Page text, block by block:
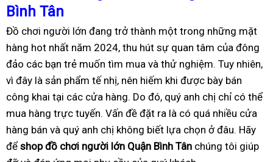
Bình Tân
Đồ chơi người lớn đang trở thành một trong những mặt
hàng hot nhất năm 2024, thu hút sự quan tâm của đông
đảo các bạn trẻ muốn tìm mua và thử nghiệm. Tuy nhiên,
vì đây là sản phẩm tế nhị, nên hiếm khi được bày bán
công khai tại các cửa hàng. Do đó, quý anh chị chỉ có thể
mua hàng trực tuyến. Vấn đề đặt ra là có quá nhiều cửa
hàng bán và quý anh chị không biết lựa chọn ở đâu. Hãy
để shop đồ chơi người lớn Quận Bình Tân chúng tôi giúp